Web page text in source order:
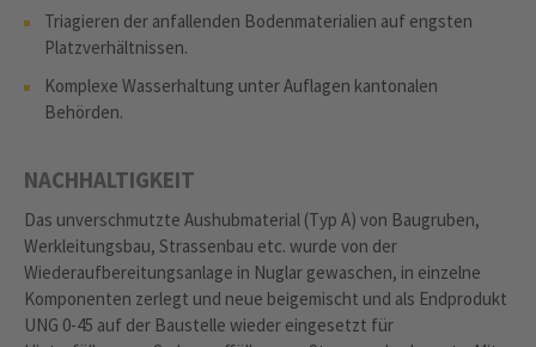
Triagieren der anfallenden Bodenmaterialien auf engsten
Platzverhältnissen.
Komplexe Wasserhaltung unter Auflagen kantonalen
Behörden.
NACHHALTIGKEIT
Das unverschmutzte Aushubmaterial (Typ A) von Baugruben,
Werkleitungsbau, Strassenbau etc. wurde von der
Wiederaufbereitungsanlage in Nuglar gewaschen, in einzelne
Komponenten zerlegt und neue beigemischt und als Endprodukt
UNG 0-45 auf der Baustelle wieder eingesetzt für